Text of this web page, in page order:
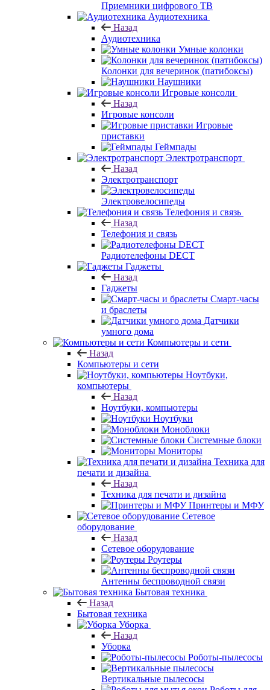
Приемники цифрового ТВ
Аудиотехника
Назад
Аудиотехника
Умные колонки
Колонки для вечеринок (патибоксы)
Наушники
Игровые консоли
Назад
Игровые консоли
Игровые
приставки
Геймпады
Электротранспорт
Назад
Электротранспорт
Электровелосипеды
Телефония и связь
Назад
Телефония и связь
Радиотелефоны DECT
Гаджеты
Назад
Гаджеты
Смарт-часы
и браслеты
Датчики
умного дома
Компьютеры и сети
Назад
Компьютеры и сети
Ноутбуки,
компьютеры
Назад
Ноутбуки, компьютеры
Ноутбуки
Моноблоки
Системные блоки
Мониторы
Техника для
печати и дизайна
Назад
Техника для печати и дизайна
Принтеры и МФУ
Сетевое
оборудование
Назад
Сетевое оборудование
Роутеры
Антенны беспроводной связи
Бытовая техника
Назад
Бытовая техника
Уборка
Назад
Уборка
Роботы-пылесосы
Вертикальные пылесосы